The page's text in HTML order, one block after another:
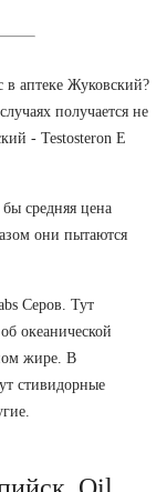
аптеке Жуковский?
получается не
- Testosteron E
средняя цена
они пытаются
Серов. Тут
океанической
жире. В
стивидорные